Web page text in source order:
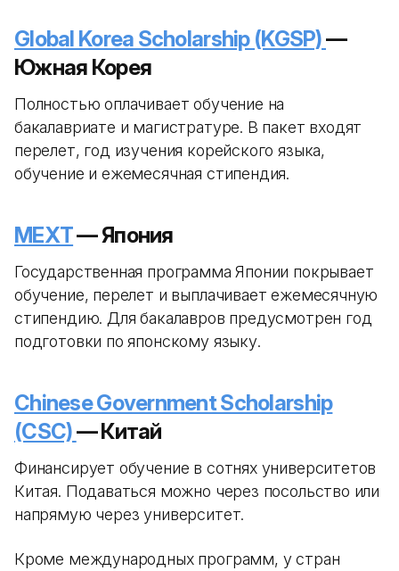
Global Korea Scholarship (KGSP)—
Южная Корея
Полностью оплачивает обучение на
бакалавриате и магистратуре. В пакет входят
перелет, год изучения корейского языка,
обучение и ежемесячная стипендия.
MEXT— Япония
Государственная программа Японии покрывает
обучение, перелет и выплачивает ежемесячную
стипендию. Для бакалавров предусмотрен год
подготовки по японскому языку.
Chinese Government Scholarship
(CSC)— Китай
Финансирует обучение в сотнях университетов
Китая. Подаваться можно через посольство или
напрямую через университет.
Кроме международных программ, у стран